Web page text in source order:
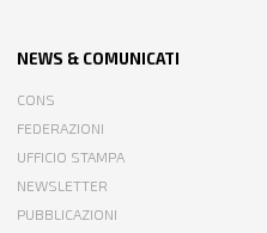
NEWS & COMUNICATI
CONS
FEDERAZIONI
UFFICIO STAMPA
NEWSLETTER
PUBBLICAZIONI